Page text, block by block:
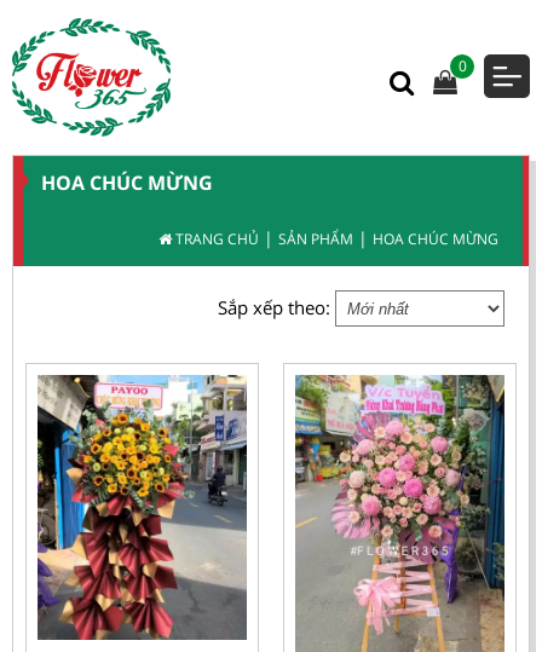
0
HOA CHÚC MỪNG
TRANG CHỦ | SẢN PHẨM | HOA CHÚC MỪNG
Sắp xếp theo: